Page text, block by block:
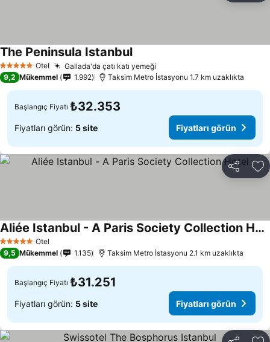
5 Yıldız Otel Gallada'da çatı katı yemeği
The Peninsula Istanbul
9,2 Mükemmel 1.992 Taksim Metro İstasyonu 1.7 km uzaklıkta
Başlangıç Fiyatı ₺32.353
Fiyatları görün: 5 site Fiyatları görün
Paylaş
5 Yıldız Otel
Aliée Istanbul - A Paris Society Collection Hotel
9,5 Mükemmel 1.135 Taksim Metro İstasyonu 2.1 km uzaklıkta
Başlangıç Fiyatı ₺31.251
Fiyatları görün: 5 site Fiyatları görün